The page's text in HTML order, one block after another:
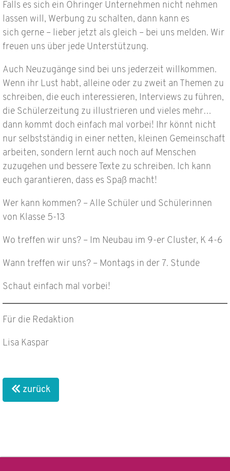
Falls es sich ein Öhringer Unternehmen nicht nehmen
lassen will, Werbung zu schalten, dann kann es
sich gerne – lieber jetzt als gleich – bei uns melden. Wir
freuen uns über jede Unterstützung.
Auch Neuzugänge sind bei uns jederzeit willkommen.
Wenn ihr Lust habt, alleine oder zu zweit an Themen zu
schreiben, die euch interessieren, Interviews zu führen,
die Schülerzeitung zu illustrieren und vieles mehr…
dann kommt doch einfach mal vorbei! Ihr könnt nicht
nur selbstständig in einer netten, kleinen Gemeinschaft
arbeiten, sondern lernt auch noch auf Menschen
zuzugehen und bessere Texte zu schreiben. Ich kann
euch garantieren, dass es Spaß macht!
Wer kann kommen? – Alle Schüler und Schülerinnen
von Klasse 5-13
Wo treffen wir uns? – Im Neubau im 9-er Cluster, K 4-6
Wann treffen wir uns? – Montags in der 7. Stunde
Schaut einfach mal vorbei!
Für die Redaktion
Lisa Kaspar
zurück